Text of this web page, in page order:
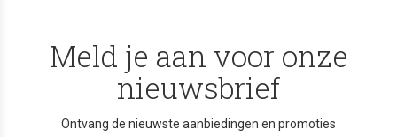
Meld je aan voor onze
nieuwsbrief
Ontvang de nieuwste aanbiedingen en promoties